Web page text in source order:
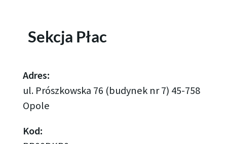
Sekcja Płac
Adres:
ul. Prószkowska 76 (budynek nr 7) 45-758
Opole
Kod: